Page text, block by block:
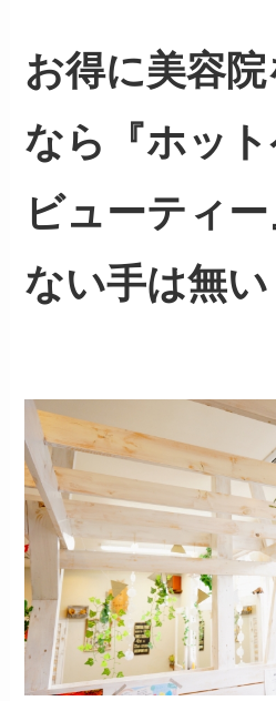
お得に美容
なら『ホッ
ビューティ
ない手は無い